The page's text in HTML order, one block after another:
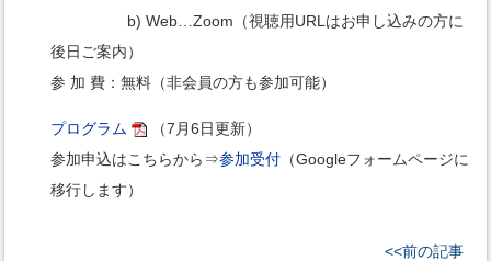
b) Web…Zoom（視聴用URLはお申し込みの方に
後日ご案内）
参 加 費：無料（非会員の方も参加可能）
プログラム
（7月6日更新）
参加申込はこちらから⇒参加受付（Googleフォームページに
移行します）
<<前の記事